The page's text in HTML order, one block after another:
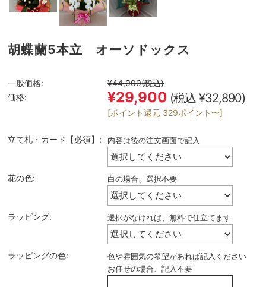
胡蝶蘭5本立 オーソドックス
一般価格: ¥44,000(税込)
価格:
¥29,900 (税込 ¥32,890)
[ポイント還元 329ポイント〜]
立て札・カード【必須】: 内容は後の注文画面で記入
花の色: 白の場合、選択不要
ラッピング: 選択がなければ、無料で仕立てます
ラッピングの色:
色や雰囲気の希望があれば記入ください
お任せの場合、記入不要